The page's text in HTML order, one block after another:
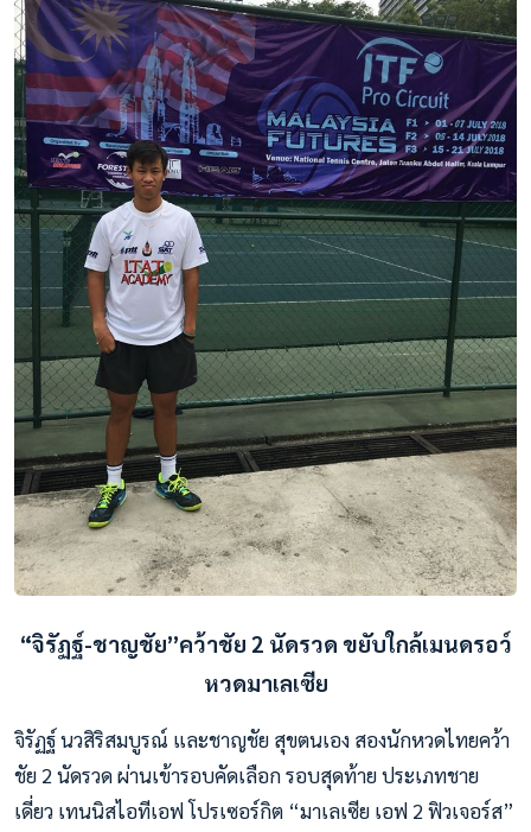
“จิรัฏฐ์-ชาญชัย”คว้าชัย 2 นัดรวด ขยับใกล้เมนดรอว์
หวดมาเลเซีย
จิรัฏฐ์ นวสิริสมบูรณ์ และชาญชัย สุขตนเอง สองนักหวดไทยคว้า
ชัย 2 นัดรวด ผ่านเข้ารอบคัดเลือก รอบสุดท้าย ประเภทชาย
เดี่ยว เทนนิสไอทีเอฟ โปรเซอร์กิต “มาเลเซีย เอฟ 2 ฟิวเจอร์ส”